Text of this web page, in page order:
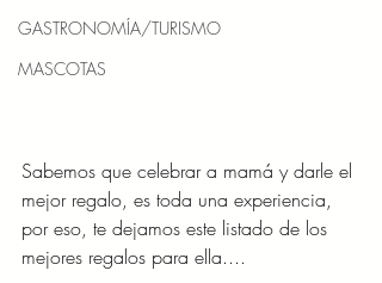
GASTRONOMÍA/TURISMO
MASCOTAS
Sabemos que celebrar a mamá y darle el
mejor regalo, es toda una experiencia,
por eso, te dejamos este listado de los
mejores regalos para ella....